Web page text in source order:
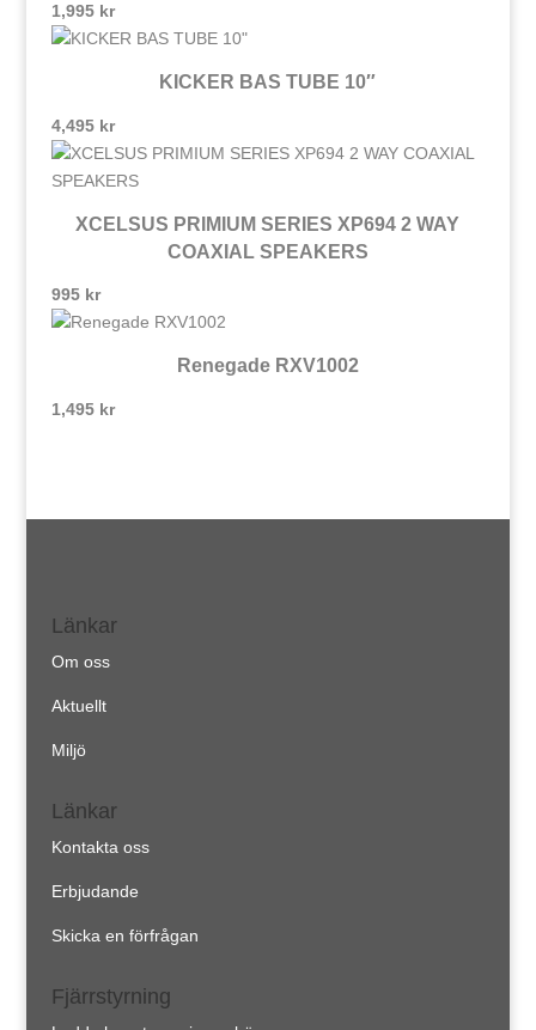
1,995 kr
KICKER BAS TUBE 10″
4,495 kr
XCELSUS PRIMIUM SERIES XP694 2 WAY
COAXIAL SPEAKERS
995 kr
Renegade RXV1002
1,495 kr
Länkar
Om oss
Aktuellt
Miljö
Länkar
Kontakta oss
Erbjudande
Skicka en förfrågan
Fjärrstyrning